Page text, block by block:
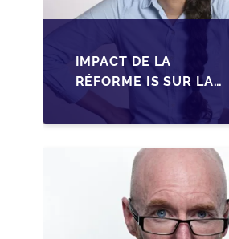
IMPACT DE LA
RÉFORME IS SUR LA
TRANSMISSION DES
PME FAMILIALES AU